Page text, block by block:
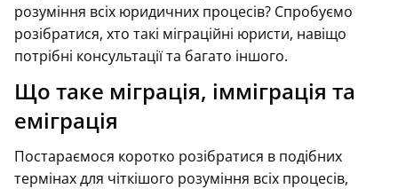
розуміння всіх юридичних процесів? Спробуємо
розібратися, хто такі міграційні юристи, навіщо
потрібні консультації та багато іншого.
Що таке міграція, імміграція та
еміграція
Постараємося коротко розібратися в подібних
термінах для чіткішого розуміння всіх процесів,